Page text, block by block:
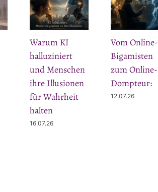
Warum KI
halluziniert
und Menschen
ihre Illusionen
für Wahrheit
halten
16.07.26
Vom Online-
Bigamisten
zum Online-
Dompteur:
12.07.26